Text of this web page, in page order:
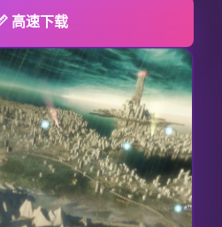
高速下载